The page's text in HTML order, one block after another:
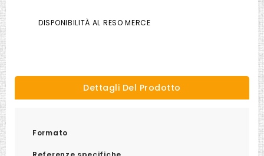
DISPONIBILITÀ AL RESO MERCE
Dettagli Del Prodotto
Formato